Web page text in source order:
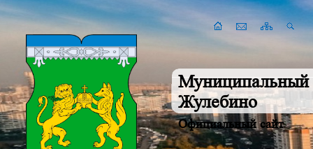
Муниципальный
Жулебино
Официальный сайт